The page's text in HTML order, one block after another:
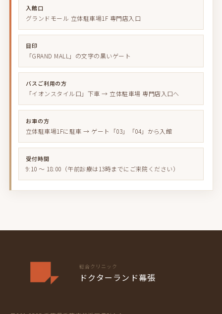
入館口
グランドモール 立体駐車場1F 専門店入口
目印
「GRAND MALL」の文字の黒いゲート
バスご利用の方
「イオンスタイル口」下車 → 立体駐車場 専門店入口へ
お車の方
立体駐車場1Fに駐車 → ゲート「03」「04」から入館
受付時間
9:10 〜 18:00（午前診療は13時までにご来院ください）
総合クリニック
ドクターランド幕張